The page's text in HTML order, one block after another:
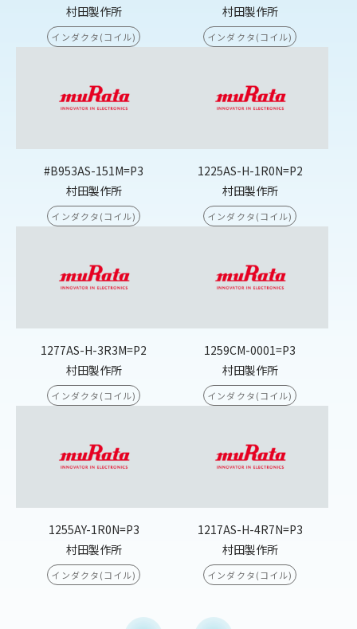
村田製作所
インダクタ(コイル)
村田製作所
インダクタ(コイル)
#B953AS-151M=P3
村田製作所
インダクタ(コイル)
1225AS-H-1R0N=P2
村田製作所
インダクタ(コイル)
1277AS-H-3R3M=P2
村田製作所
インダクタ(コイル)
1259CM-0001=P3
村田製作所
インダクタ(コイル)
1255AY-1R0N=P3
村田製作所
インダクタ(コイル)
1217AS-H-4R7N=P3
村田製作所
インダクタ(コイル)